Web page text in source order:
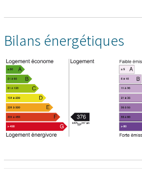
Bilans énergétiques